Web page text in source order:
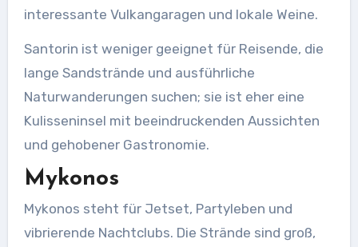
interessante Vulkangaragen und lokale Weine.
Santorin ist weniger geeignet für Reisende, die
lange Sandstrände und ausführliche
Naturwanderungen suchen; sie ist eher eine
Kulisseninsel mit beeindruckenden Aussichten
und gehobener Gastronomie.
Mykonos
Mykonos steht für Jetset, Partyleben und
vibrierende Nachtclubs. Die Strände sind groß,